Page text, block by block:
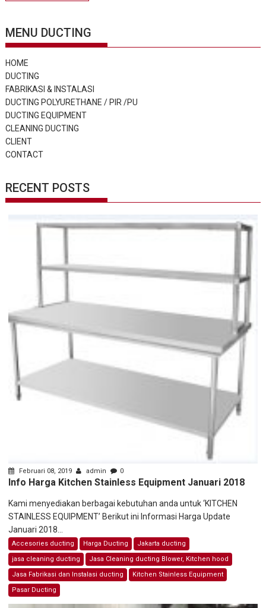
MENU DUCTING
HOME
DUCTING
FABRIKASI & INSTALASI
DUCTING POLYURETHANE / PIR /PU
DUCTING EQUIPMENT
CLEANING DUCTING
CLIENT
CONTACT
RECENT POSTS
Februari 08, 2019 admin 0
Info Harga Kitchen Stainless Equipment Januari 2018
Kami menyediakan berbagai kebutuhan anda untuk ‘KITCHEN
STAINLESS EQUIPMENT’ Berikut ini Informasi Harga Update
Januari 2018...
Accesories ducting Harga Ducting
Jakarta ducting
jasa cleaning ducting
Jasa Cleaning ducting Blower, Kitchen hood
Jasa Fabrikasi dan Instalasi ducting
Kitchen Stainless Equipment
Pasar Ducting